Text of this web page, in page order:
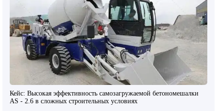
Кейс: Высокая эффективность самозагружаемой бетономешалки
AS - 2.6 в сложных строительных условиях